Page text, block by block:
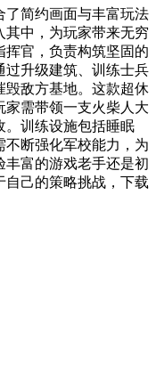
了简约画面与丰富玩法
其中，为玩家带来无穷
挥官，负责构筑坚固的
过升级建筑、训练士兵
毁敌方基地。这款超休
家需带领一支火柴人大
。训练设施包括睡眠
断强化军校能力，为
富的游戏老手还是初
自己的策略挑战，下载